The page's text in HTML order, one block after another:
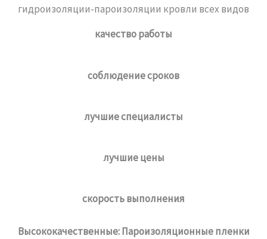
гидроизоляции-пароизоляции кровли всех видов
качество работы
соблюдение сроков
лучшие специалисты
лучшие цены
скорость выполнения
Высококачественные: Пароизоляционные пленки